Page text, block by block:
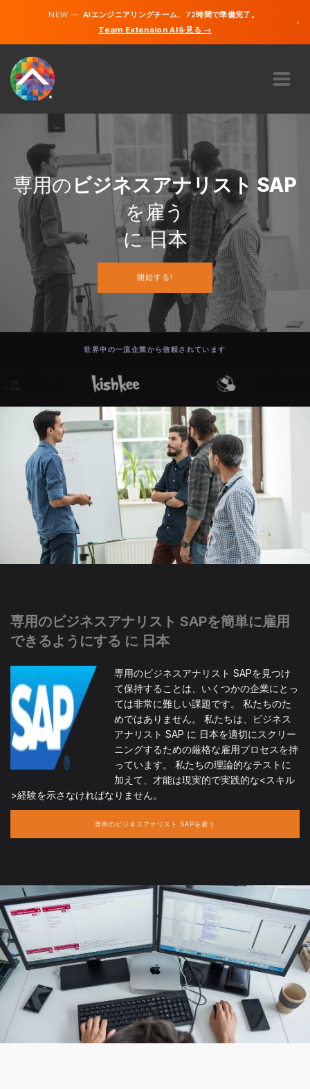
NEW —AIエンジニアリングチーム、72時間で準備完了。
Team Extension AIを見る →
×
どのように機能するのですか？
キャリア
雇う
日本
開始する
専用のビジネスアナリスト SAP
を雇う
に 日本
開始する!
世界中の一流企業から信頼されています
専用のビジネスアナリスト SAPを簡単に雇用
できるようにする に 日本
専用のビジネスアナリスト SAPを見つけ
て保持することは、いくつかの企業にとっ
ては非常に難しい課題です。 私たちのた
めではありません。 私たちは、ビジネス
アナリスト SAP に 日本を適切にスクリー
ニングするための厳格な雇用プロセスを持
っています。 私たちの理論的なテストに
加えて、才能は現実的で実践的な<スキル
>経験を示さなければなりません。
専用のビジネスアナリスト SAPを雇う